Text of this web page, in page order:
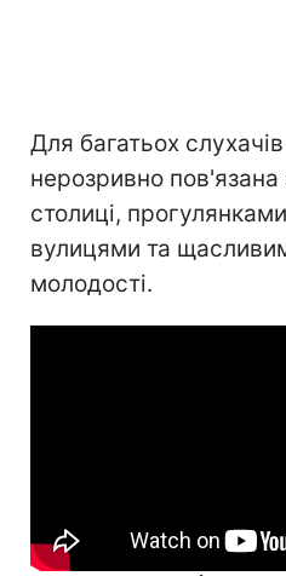
Для багатьох
нерозривно
столиці,
вулицями та
молодості.